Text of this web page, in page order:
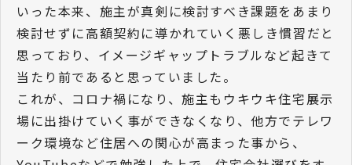
いった本来、施主が真剣に検討すべき課題をあまり
検討せずに高額契約に導かれていく悪しき慣習だと
思っており、イメージギャップトラブルなど起きて
当たり前であると思っていました。
これが、コロナ禍になり、施主もウキウキ住宅展示
場に出掛けていく事ができなくなり、他方でテレワ
ーク環境など住居への関心が高まった事から、